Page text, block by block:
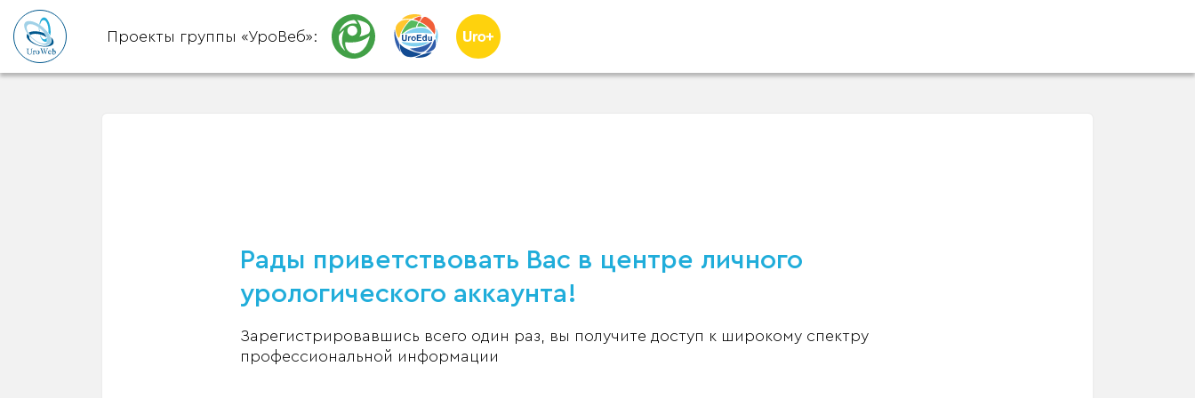
Проекты группы «УроВеб»:
Рады приветствовать Вас в центре личного
урологического аккаунта!
Зарегистрировавшись всего один раз, вы получите доступ к широкому спектру
профессиональной информации